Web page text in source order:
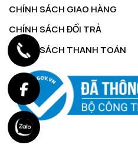
CHÍNH SÁCH GIAO HÀNG
CHÍNH SÁCH ĐỔI TRẢ
CHÍNH SÁCH THANH TOÁN